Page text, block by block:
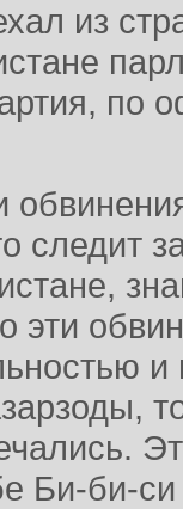
из
по
следит
эти
Би-би-